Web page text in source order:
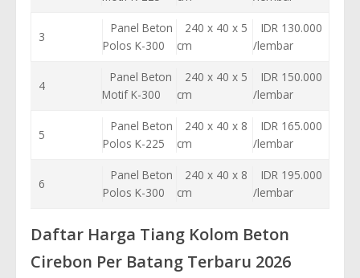
3
Panel Beton
Polos K-300
240 x 40 x 5
cm
IDR 130.000
/lembar
4
Panel Beton
Motif K-300
240 x 40 x 5
cm
IDR 150.000
/lembar
5
Panel Beton
Polos K-225
240 x 40 x 8
cm
IDR 165.000
/lembar
6
Panel Beton
Polos K-300
240 x 40 x 8
cm
IDR 195.000
/lembar
Daftar Harga Tiang Kolom Beton
Cirebon Per Batang Terbaru 2026